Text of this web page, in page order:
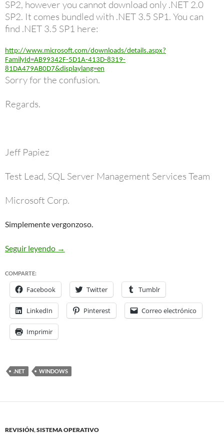
SP2, however you cannot download only .NET 2.0
SP2. It comes bundled with .NET 3.5 SP1. You can
find .NET 3.5 SP1 here:
http://www.microsoft.com/downloads/details.aspx?
FamilyId=AB99342F-5D1A-413D-8319-
81DA479AB0D7&displaylang=en
Sorry for the confusion.
Regards.
Jeff Papiez
Test Lead, SQL Server Management Services Team
Microsoft Corp.
Simplemente vergonzoso.
Seguir leyendo Windows: Sistema Espaguetti
→
COMPARTE:
Facebook Twitter Tumblr
LinkedIn Pinterest Correo electrónico
Imprimir
.NET WINDOWS
REVISIÓN,SISTEMA OPERATIVO